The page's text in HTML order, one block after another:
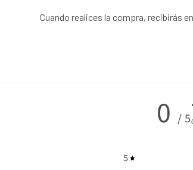
Cuando realices la compra, recibirás
0 / 5
5